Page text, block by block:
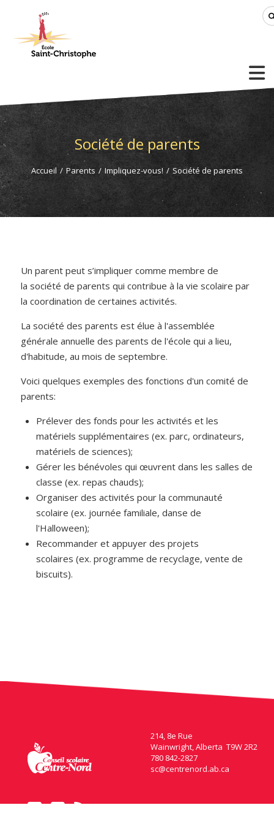
Société de parents
Accueil / Parents / Impliquez-vous! / Société de parents
Un parent peut s’impliquer comme membre de
la société de parents qui contribue à la vie scolaire par
la coordination de certaines activités.
La société des parents est élue à l'assemblée
générale annuelle des parents de l'école qui a lieu,
d'habitude, au mois de septembre.
Voici quelques exemples des fonctions d'un comité de
parents:
Prélever des fonds pour les activités et les
matériels supplémentaires (ex. parc, ordinateurs,
matériels de sciences);
Gérer les bénévoles qui œuvrent dans les salles de
classe (ex. repas chauds);
Organiser des activités pour la communauté
scolaire (ex. journée familiale, danse de
l'Halloween);
Recommander et appuyer des projets
scolaires (ex. programme de recyclage, vente de
biscuits).
214, 8e Rue
Wainwright, Alberta T9W 2R2
780 842-2827
sc@centrenord.ab.ca